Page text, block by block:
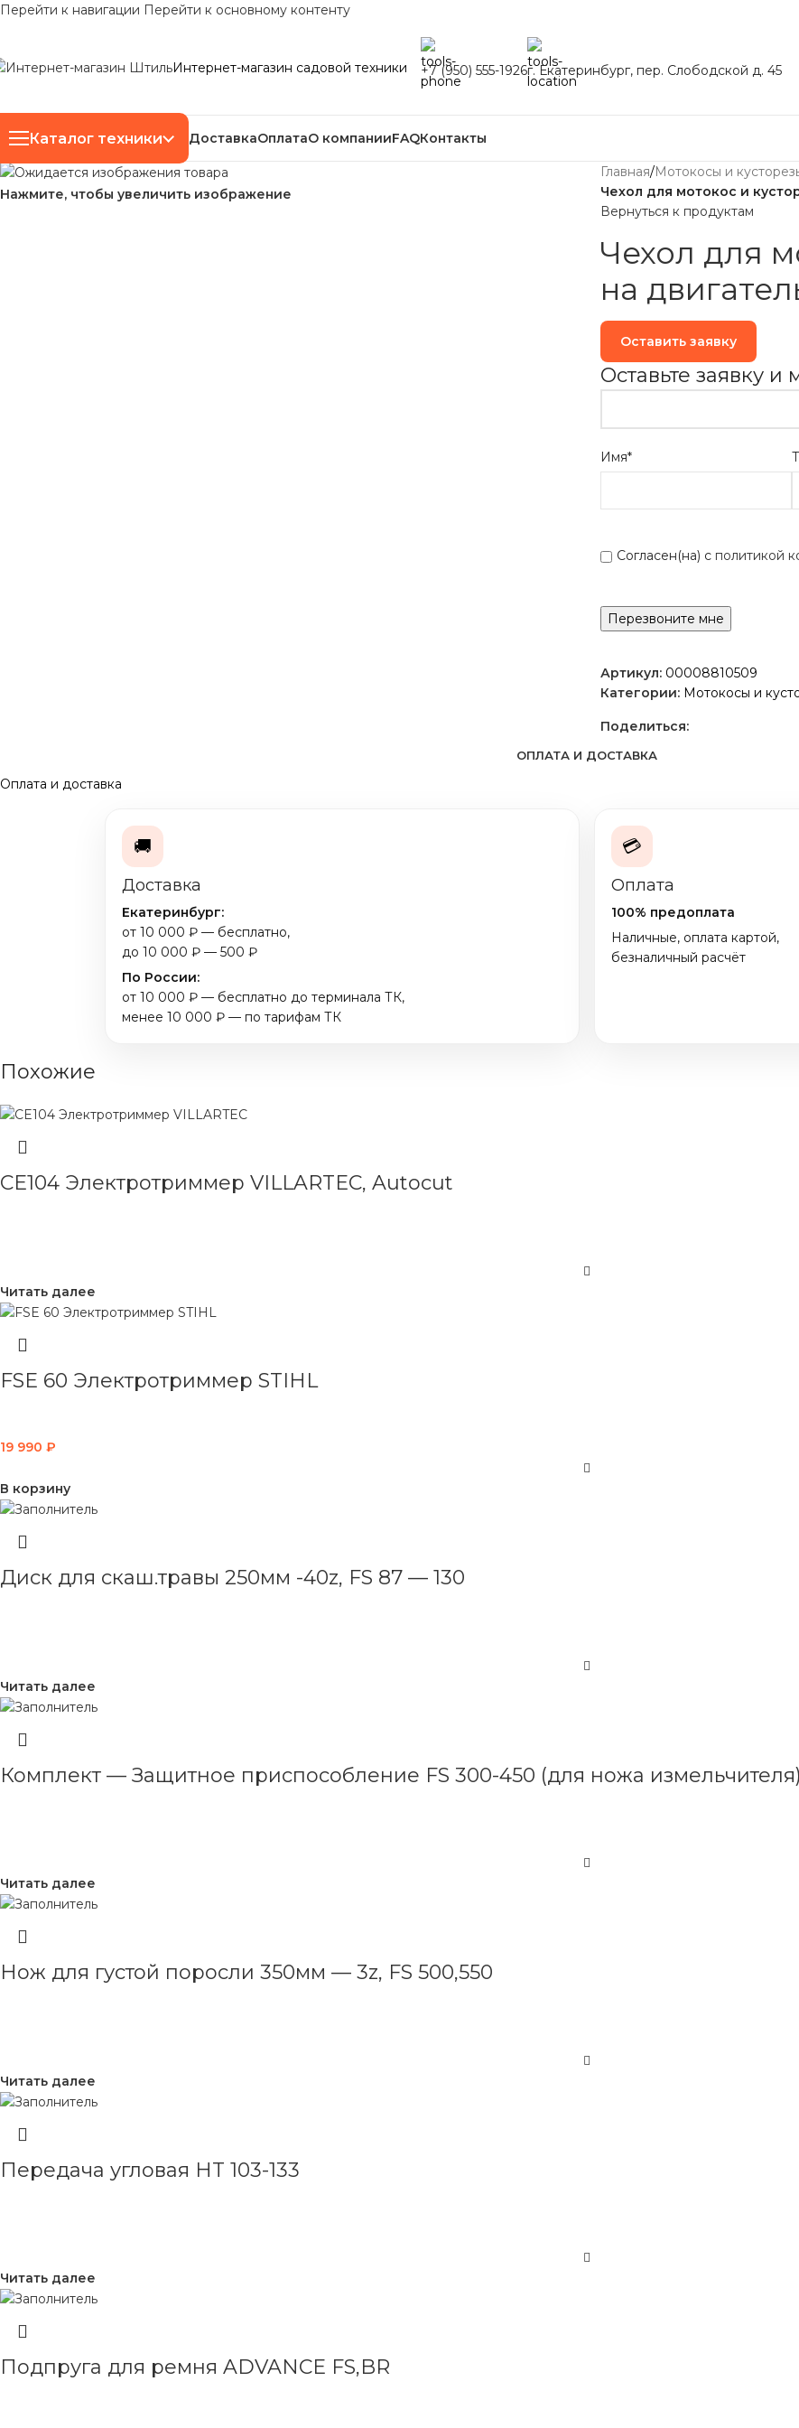
Перейти к навигации Перейти к основному контенту
Интернет-магазин садовой техники +7 (950) 555-1926г. Екатеринбург, пер. Слободской д. 45
Каталог техники ДоставкаОплатаО компанииFAQКонтакты
Нажмите, чтобы увеличить изображение
Главная/Мотокосы и
Чехол для мотокос и
Вернуться к продуктам
Чехол для
на
Оставить заявку
Оставьте заявку
Имя*
Согласен(на) с политикой
Артикул: 00008810509
Категории: Мотокосы и
Поделиться:
ОПЛАТА И ДОСТАВКА
Оплата и доставка
🚚
Доставка
Екатеринбург:
от 10 000 ₽ — бесплатно,
до 10 000 ₽ — 500 ₽
По России:
от 10 000 ₽ — бесплатно до терминала ТК,
менее 10 000 ₽ — по тарифам ТК
💳
Оплата
100% предоплата
Наличные, оплата картой,
безналичный расчёт
Похожие
CE104 Электротриммер VILLARTEC, Autocut
Читать далее
FSE 60 Электротриммер STIHL
19 990 ₽
В корзину
Диск для скаш.травы 250мм -40z, FS 87 — 130
Читать далее
Комплект — Защитное приспособление FS 300-450 (для ножа измельчителя)
Читать далее
Нож для густой поросли 350мм — 3z, FS 500,550
Читать далее
Передача угловая HT 103-133
Читать далее
Подпруга для ремня ADVANCE FS,BR